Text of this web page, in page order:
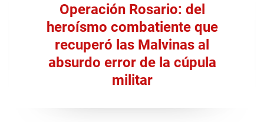
Operación Rosario: del
heroísmo combatiente que
recuperó las Malvinas al
absurdo error de la cúpula
militar